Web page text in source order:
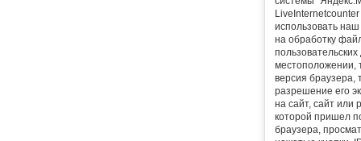
использовать
на обработку
местоположении,
версия браузера,
разрешение его
на сайт, сайт или
которой пришел
браузера,